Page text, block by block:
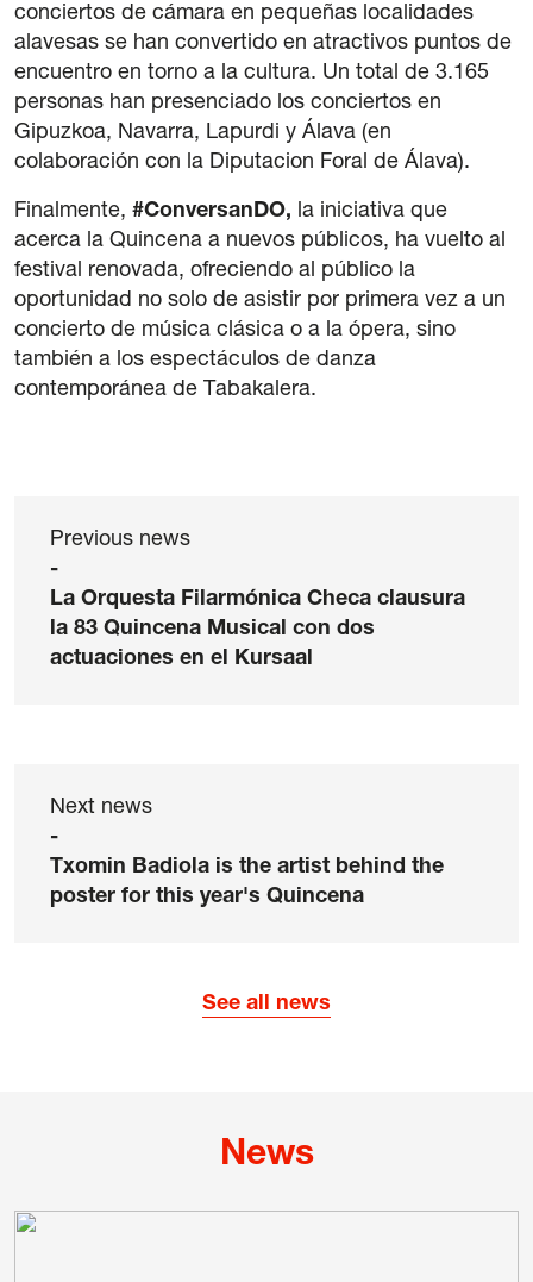
conciertos de cámara en pequeñas localidades
alavesas se han convertido en atractivos puntos de
encuentro en torno a la cultura. Un total de 3.165
personas han presenciado los conciertos en
Gipuzkoa, Navarra, Lapurdi y Álava (en
colaboración con la Diputacion Foral de Álava).
Finalmente, #ConversanDO, la iniciativa que
acerca la Quincena a nuevos públicos, ha vuelto al
festival renovada, ofreciendo al público la
oportunidad no solo de asistir por primera vez a un
concierto de música clásica o a la ópera, sino
también a los espectáculos de danza
contemporánea de Tabakalera.
Previous news
-
La Orquesta Filarmónica Checa clausura
la 83 Quincena Musical con dos
actuaciones en el Kursaal
Next news
-
Txomin Badiola is the artist behind the
poster for this year's Quincena
See all news
News